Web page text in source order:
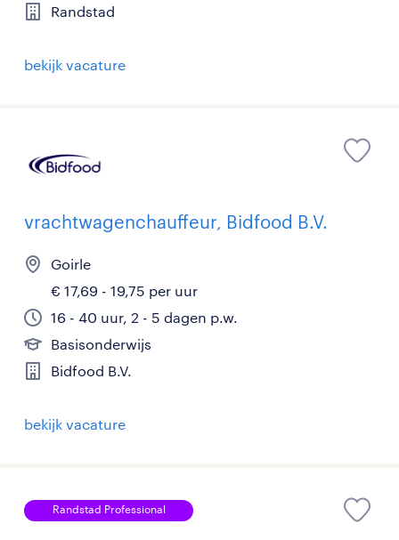
Randstad
bekijk vacature
vrachtwagenchauffeur, Bidfood B.V.
Goirle
€ 17,69 - 19,75 per uur
16 - 40 uur, 2 - 5 dagen p.w.
Basisonderwijs
Bidfood B.V.
bekijk vacature
Randstad Professional